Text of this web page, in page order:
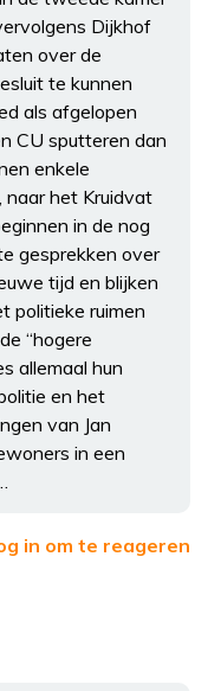
Dijkhof
over de
te kunnen
als afgelopen
CU sputteren dan
enkele
naar het Kruidvat
in de nog
gesprekken over
tijd en blijken
politieke ruimen
“hogere
allemaal hun
en het
van Jan
in een
in om te reageren